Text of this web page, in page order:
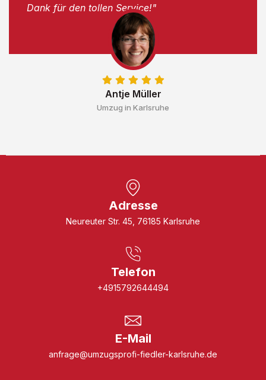
Antje Müller
Umzug in Karlsruhe
Dank für den tollen Service!"
Adresse
Neureuter Str. 45, 76185 Karlsruhe
Telefon
+4915792644494
E-Mail
anfrage@umzugsprofi-fiedler-karlsruhe.de